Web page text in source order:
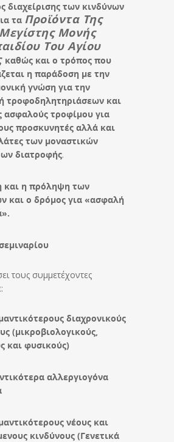
διαχείρισης των κινδύνων
τα Προϊόντα Της
Μονής
Του Αγίου
καθώς και ο τρόπος που
η παράδοση με την
γνώση για την
τροφοδηλητηριάσεων και
ασφαλούς τροφίμου για
προσκυνητές αλλά και
των μοναστικών
διατροφής.
και η πρόληψη των
και ο δρόμος για «ασφαλή
τους συμμετέχοντες
διαχρονικούς
(μικροβιολογικούς,
και φυσικούς)
αλλεργιογόνα
νέους και
κινδύνους (Γενετικά